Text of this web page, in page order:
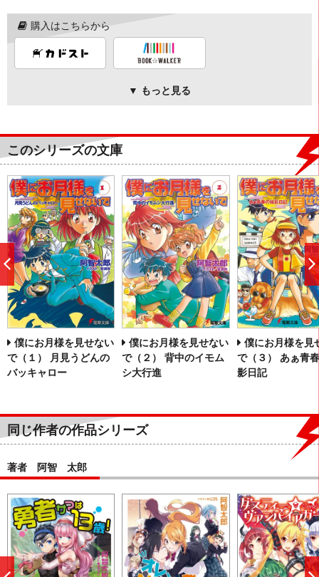
購入はこちらから
▼ もっと見る
このシリーズの文庫
僕にお月様を見せない
で（１） 月見うどんの
バッキャロー
僕にお月様を見せない
で（２） 背中のイモム
シ大行進
僕にお月様を見
で（３） あぁ青
影日記
前
へ
同じ作者の作品シリーズ
著者 阿智 太郎